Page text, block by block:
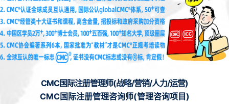
CMC国际注册管理师(战略/营销/人力/运营)
CMC国际注册管理咨询师(管理咨询项目)